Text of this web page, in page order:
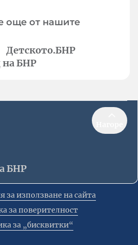
още от нашите
Детското.БНР
БНР
БНР
за използване на сайта
за поверителност
за „бисквитки“